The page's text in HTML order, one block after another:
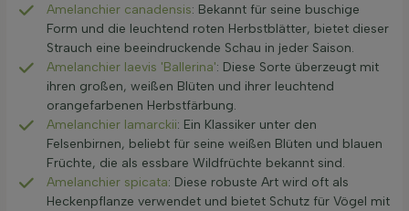
Amelanchier canadensis: Bekannt für seine buschige
Form und die leuchtend roten Herbstblätter, bietet dieser
Strauch eine beeindruckende Schau in jeder Saison.
Amelanchier laevis 'Ballerina': Diese Sorte überzeugt mit
ihren großen, weißen Blüten und ihrer leuchtend
orangefarbenen Herbstfärbung.
Amelanchier lamarckii: Ein Klassiker unter den
Felsenbirnen, beliebt für seine weißen Blüten und blauen
Früchte, die als essbare Wildfrüchte bekannt sind.
Amelanchier spicata: Diese robuste Art wird oft als
Heckenpflanze verwendet und bietet Schutz für Vögel mit